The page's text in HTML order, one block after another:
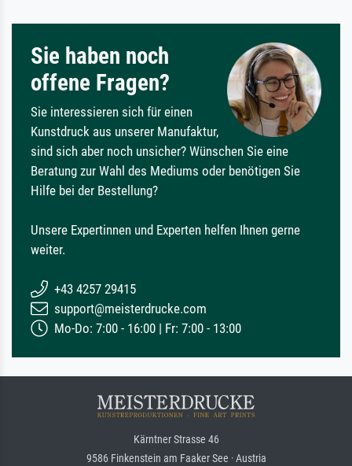
Sie haben noch
offene Fragen?
Sie interessieren sich für einen
Kunstdruck aus unserer Manufaktur,
sind sich aber noch unsicher? Wünschen Sie eine
Beratung zur Wahl des Mediums oder benötigen Sie
Hilfe bei der Bestellung?
Unsere Expertinnen und Experten helfen Ihnen gerne
weiter.
+43 4257 29415
support@meisterdrucke.com
Mo-Do: 7:00 - 16:00 | Fr: 7:00 - 13:00
Kärntner Strasse 46
9586 Finkenstein am Faaker See · Austria